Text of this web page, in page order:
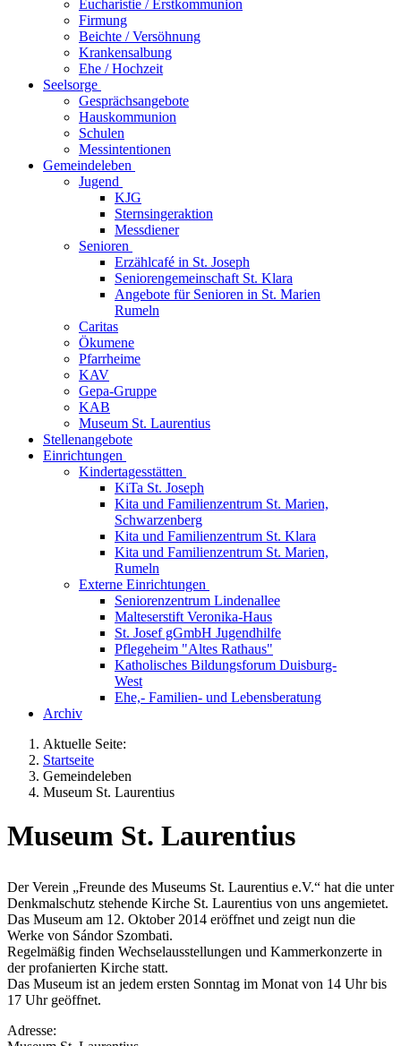
Eucharistie / Erstkommunion
Firmung
Beichte / Versöhnung
Krankensalbung
Ehe / Hochzeit
Seelsorge
Gesprächsangebote
Hauskommunion
Schulen
Messintentionen
Gemeindeleben
Jugend
KJG
Sternsingeraktion
Messdiener
Senioren
Erzählcafé in St. Joseph
Seniorengemeinschaft St. Klara
Angebote für Senioren in St. Marien
Rumeln
Caritas
Ökumene
Pfarrheime
KAV
Gepa-Gruppe
KAB
Museum St. Laurentius
Stellenangebote
Einrichtungen
Kindertagesstätten
KiTa St. Joseph
Kita und Familienzentrum St. Marien,
Schwarzenberg
Kita und Familienzentrum St. Klara
Kita und Familienzentrum St. Marien,
Rumeln
Externe Einrichtungen
Seniorenzentrum Lindenallee
Malteserstift Veronika-Haus
St. Josef gGmbH Jugendhilfe
Pflegeheim "Altes Rathaus"
Katholisches Bildungsforum Duisburg-
West
Ehe,- Familien- und Lebensberatung
Archiv
Aktuelle Seite:
Startseite
Gemeindeleben
Museum St. Laurentius
Museum St. Laurentius
Der Verein „Freunde des Museums St. Laurentius e.V.“ hat die unter
Denkmalschutz stehende Kirche St. Laurentius von uns angemietet.
Das Museum am 12. Oktober 2014 eröffnet und zeigt nun die
Werke von Sándor Szombati.
Regelmäßig finden Wechselausstellungen und Kammerkonzerte in
der profanierten Kirche statt.
Das Museum ist an jedem ersten Sonntag im Monat von 14 Uhr bis
17 Uhr geöffnet.
Adresse: